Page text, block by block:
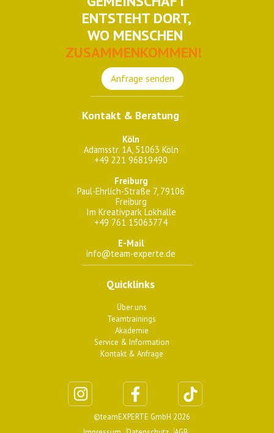
ENTSTEHT DORT,
WO MENSCHEN
ZUSAMMENKOMMEN!
Anfrage senden
Kontakt & Beratung
Köln
Adamsstr. 1A, 51063 Köln
+49 221 96819490
Freiburg
Paul-Ehrlich-Straße 7, 79106
Freiburg
Im Kreativpark Lokhalle
+49 761 15063774
E-Mail
info@team-experte.de
Quicklinks
Über uns
Teamtrainings
Akademie
Service & Information
Kontakt & Anfrage
©teamEXPERTE GmbH 2026